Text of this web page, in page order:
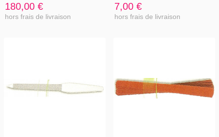
180,00 €
hors frais de livraison
7,00 €
hors frais de livraison